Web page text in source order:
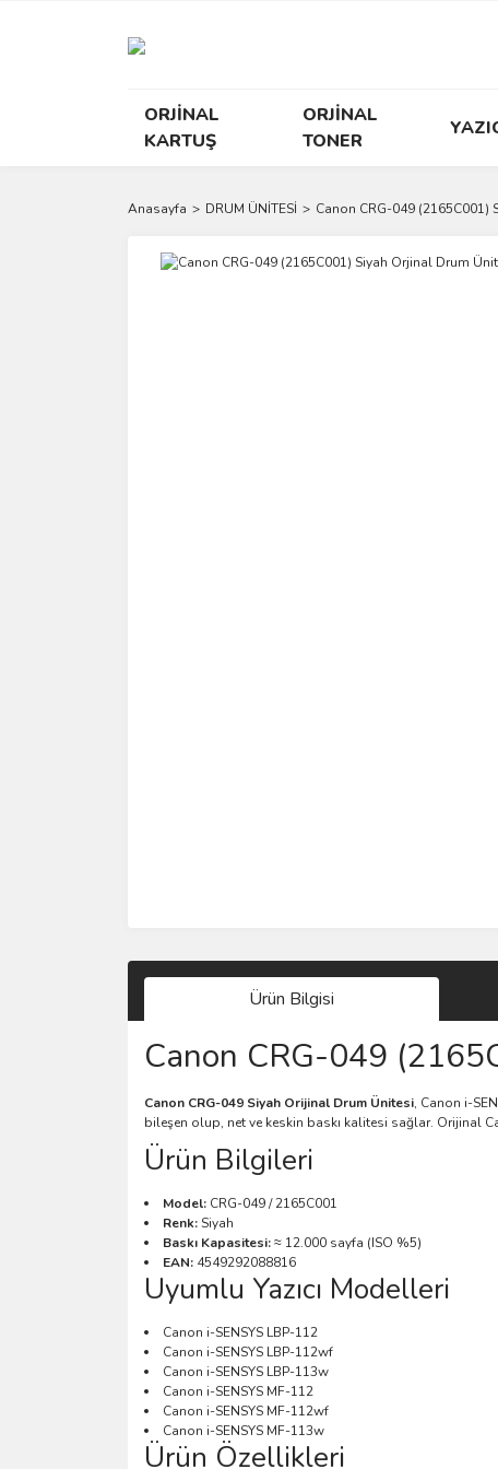
ORJİNAL
KARTUŞ
ORJİNAL
TONER
Anasayfa DRUM ÜNİTESİ Canon CRG-049 (2165C001)
Ürün Bilgisi
Canon CRG-049
Canon CRG-049 Siyah Orijinal Drum Ünitesi, Canon i-
bileşen olup, net ve keskin baskı kalitesi sağlar. Orijinal
Ürün Bilgileri
Model: CRG-049 / 2165C001
Renk:Siyah
Baskı Kapasitesi:≈ 12.000 sayfa (ISO %5)
EAN: 4549292088816
Uyumlu Yazıcı Modelleri
Canon i-SENSYS LBP-112
Canon i-SENSYS LBP-112wf
Canon i-SENSYS LBP-113w
Canon i-SENSYS MF-112
Canon i-SENSYS MF-112wf
Canon i-SENSYS MF-113w
Ürün Özellikleri